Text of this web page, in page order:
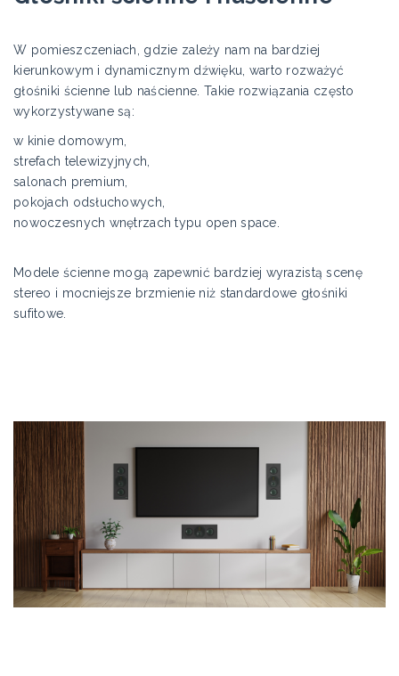
W pomieszczeniach, gdzie zależy nam na bardziej
kierunkowym i dynamicznym dźwięku, warto rozważyć
głośniki ścienne lub naścienne. Takie rozwiązania często
wykorzystywane są:
w kinie domowym,
strefach telewizyjnych,
salonach premium,
pokojach odsłuchowych,
nowoczesnych wnętrzach typu open space.
Modele ścienne mogą zapewnić bardziej wyrazistą scenę
stereo i mocniejsze brzmienie niż standardowe głośniki
sufitowe.